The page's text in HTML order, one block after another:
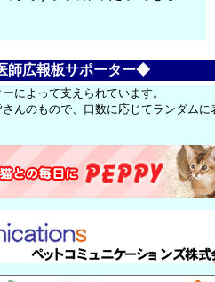
師広報板サポーター◆
によって支えられています。
んのもので、口数に応じてランダムに